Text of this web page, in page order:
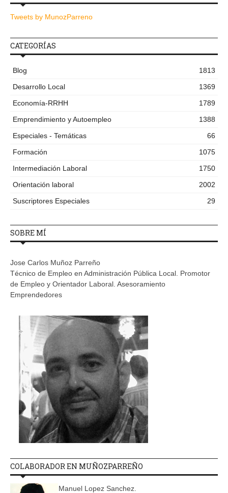
Tweets by MunozParreno
CATEGORÍAS
Blog
1813
Desarrollo Local
1369
Economía-RRHH
1789
Emprendimiento y Autoempleo
1388
Especiales - Temáticas
66
Formación
1075
Intermediación Laboral
1750
Orientación laboral
2002
Suscriptores Especiales
29
SOBRE MÍ
Jose Carlos Muñoz Parreño
Técnico de Empleo en Administración Pública Local. Promotor
de Empleo y Orientador Laboral. Asesoramiento
Emprendedores
COLABORADOR EN MUÑOZPARREÑO
Manuel Lopez Sanchez.